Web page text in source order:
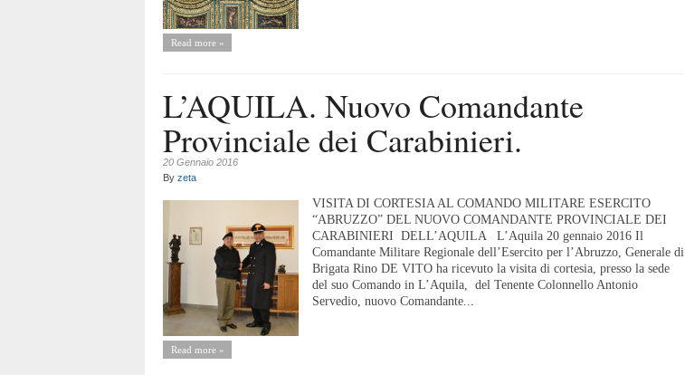
Read more »
L’AQUILA. Nuovo Comandante
Provinciale dei Carabinieri.
20 Gennaio 2016
By zeta
VISITA DI CORTESIA AL COMANDO MILITARE ESERCITO
“ABRUZZO” DEL NUOVO COMANDANTE PROVINCIALE DEI
CARABINIERI DELL’AQUILA L’Aquila 20 gennaio 2016 Il
Comandante Militare Regionale dell’Esercito per l’Abruzzo, Generale di
Brigata Rino DE VITO ha ricevuto la visita di cortesia, presso la sede
del suo Comando in L’Aquila, del Tenente Colonnello Antonio
Servedio, nuovo Comandante...
Read more »